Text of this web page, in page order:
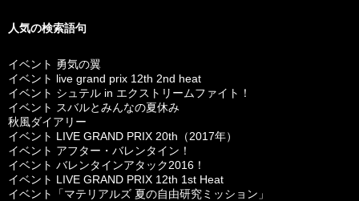
人気の検索語句
イベント 勇気の翼
イベント live grand prix 12th 2nd heat
イベント シュテル in エクストリームファイト！
イベント スバルとみんなの夏休み
秋風ダイアリー
イベント LIVE GRAND PRIX 20th（2017年）
イベント アフター・バレンタイン！
イベント バレンタインアタック2016！
イベント LIVE GRAND PRIX 12th 1st Heat
イベント「マテリアルズ 夏の自由研究ミッション」